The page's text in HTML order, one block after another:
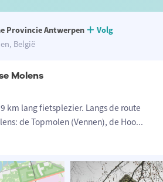
Provincie Antwerpen
Volg
België
Molens
km lang fietsplezier. Langs de route
de Topmolen (Vennen), de Hoo...